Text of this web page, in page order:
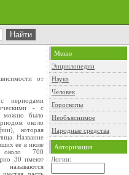
от
периодами
- с
можно было
около
которая
Название
ее в июле
700
30 имеют
Меню
Энциклопедии
Наука
Человек
Гороскопы
Необъяснимое
Народные средства
Авторизация
Логин: